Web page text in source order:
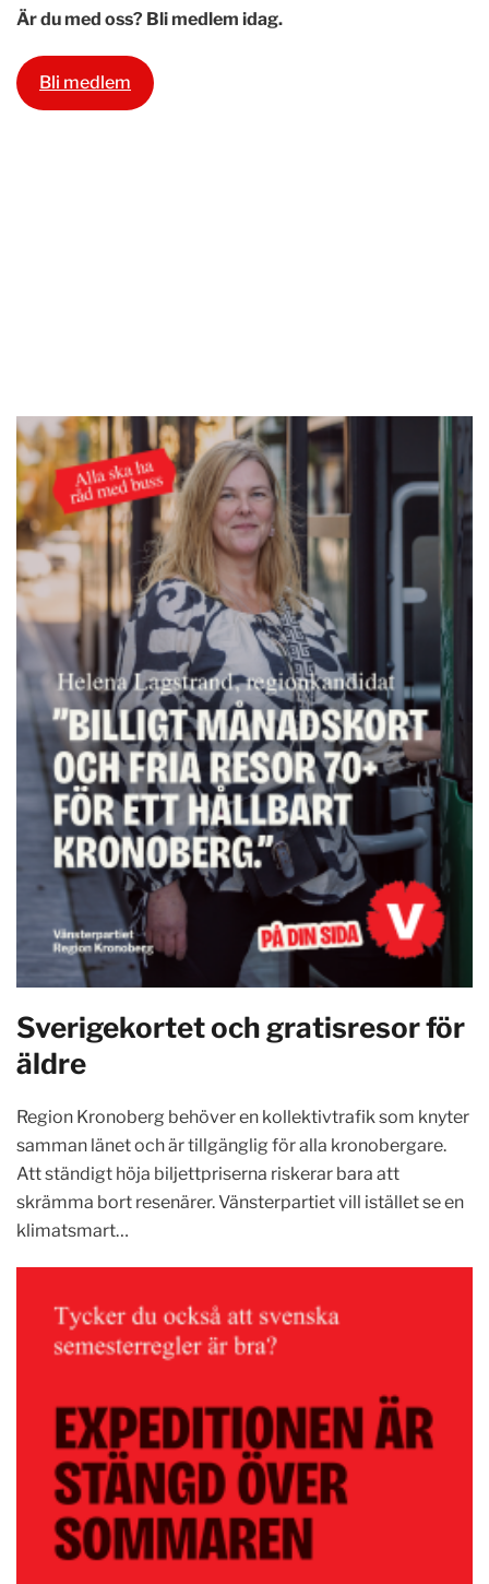
Är du med oss? Bli medlem idag.
Bli medlem
Sverigekortet och gratisresor för
äldre
Region Kronoberg behöver en kollektivtrafik som knyter
samman länet och är tillgänglig för alla kronobergare.
Att ständigt höja biljettpriserna riskerar bara att
skrämma bort resenärer. Vänsterpartiet vill istället se en
klimatsmart…